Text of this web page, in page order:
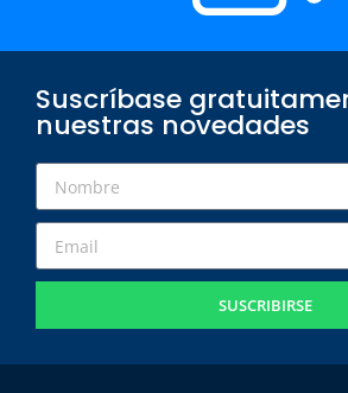
Suscríbase
nuestras novedades
SUSCRIBIRSE